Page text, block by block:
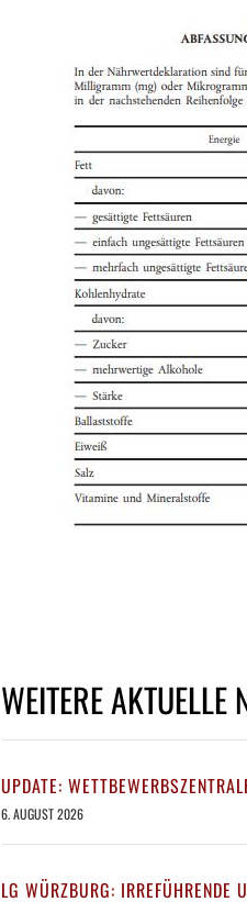
WEITERE AKTUELLE
UPDATE:
6. AUGUST 2026
LG WÜRZBURG: IRREFÜHRENDE